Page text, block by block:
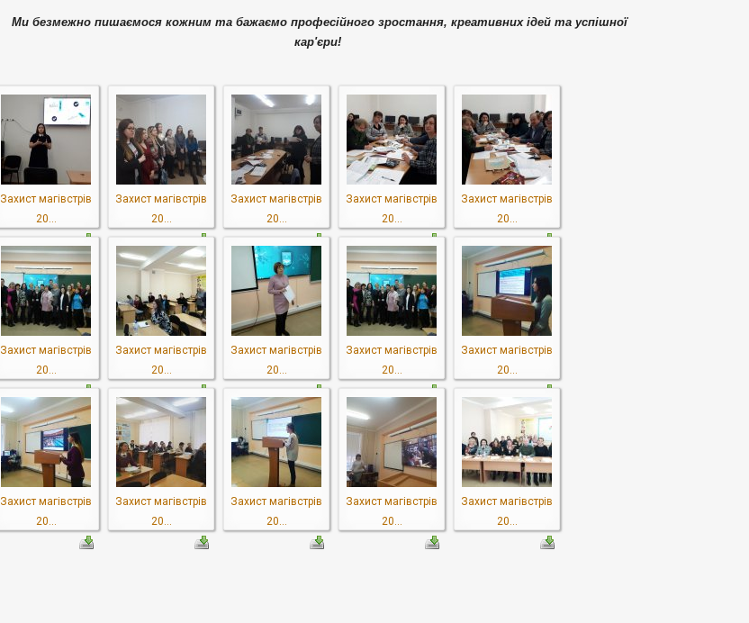
Ми безмежно пишаємося кожним та бажаємо професійного зростання, креативних ідей та успішної
кар'єри!
Захист магівстрів
20...
Захист магівстрів
20...
Захист магівстрів
20...
Захист магівстрів
20...
Захист магівстрів
20...
Захист магівстрів
20...
Захист магівстрів
20...
Захист магівстрів
20...
Захист магівстрів
20...
Захист магівстрів
20...
Захист магівстрів
20...
Захист магівстрів
20...
Захист магівстрів
20...
Захист магівстрів
20...
Захист магівстрів
20...